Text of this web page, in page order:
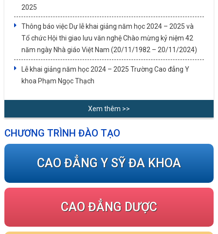
2025
Thông báo việc Dự lễ khai giảng năm học 2024 – 2025 và
Tổ chức Hội thi giao lưu văn nghệ Chào mừng kỷ niệm 42
năm ngày Nhà giáo Việt Nam (20/11/1982 – 20/11/2024)
Lễ khai giảng năm học 2024 – 2025 Trường Cao đẳng Y
khoa Phạm Ngọc Thạch
Xem thêm >>
CHƯƠNG TRÌNH ĐÀO TẠO
CAO ĐẲNG Y SỸ ĐA KHOA
CAO ĐẲNG DƯỢC